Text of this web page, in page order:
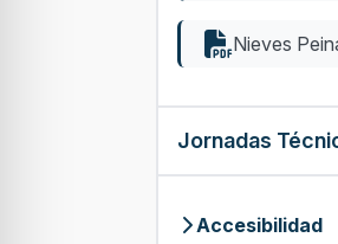
Nieves
Jornadas
Accesibilidad